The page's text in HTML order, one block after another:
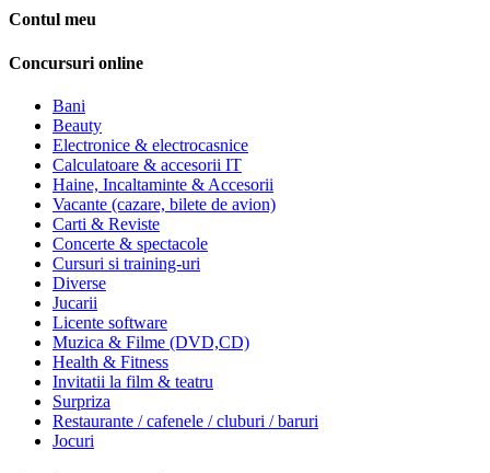
Contul meu
Concursuri online
Bani
Beauty
Electronice & electrocasnice
Calculatoare & accesorii IT
Haine, Incaltaminte & Accesorii
Vacante (cazare, bilete de avion)
Carti & Reviste
Concerte & spectacole
Cursuri si training-uri
Diverse
Jucarii
Licente software
Muzica & Filme (DVD,CD)
Health & Fitness
Invitatii la film & teatru
Surpriza
Restaurante / cafenele / cluburi / baruri
Jocuri